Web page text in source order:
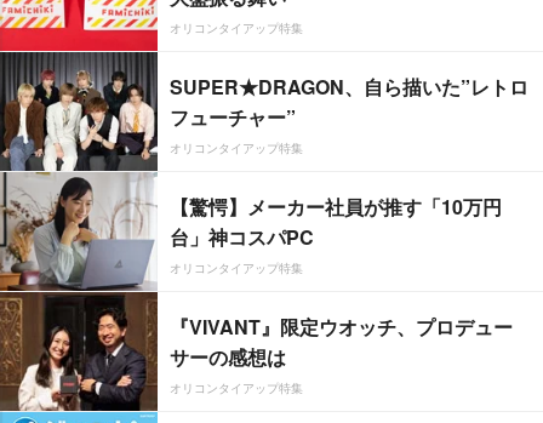
オリコンタイアップ特集
SUPER★DRAGON、自ら描いた”レトロ
フューチャー”
オリコンタイアップ特集
【驚愕】メーカー社員が推す「10万円
台」神コスパPC
オリコンタイアップ特集
『VIVANT』限定ウオッチ、プロデュー
サーの感想は
オリコンタイアップ特集